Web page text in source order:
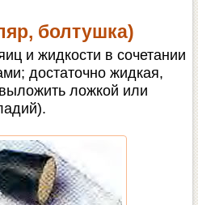
болтушка)
и жидкости в сочетании
достаточно жидкая,
ложкой или